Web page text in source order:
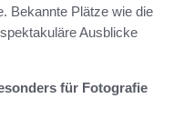
Bekannte Plätze wie die
Ausblicke
für Fotografie